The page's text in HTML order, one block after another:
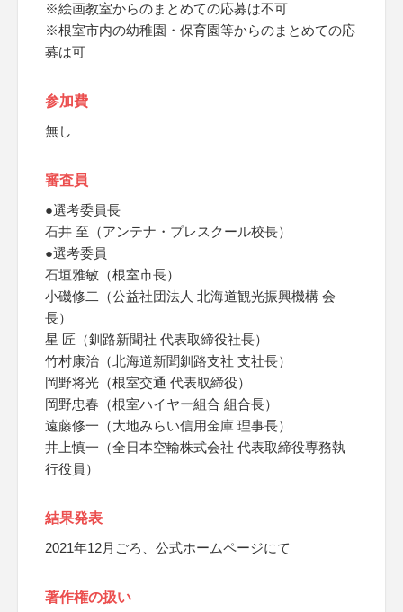
※絵画教室からのまとめての応募は不可
※根室市内の幼稚園・保育園等からのまとめての応
募は可
参加費
無し
審査員
●選考委員長
石井 至（アンテナ・プレスクール校長）
●選考委員
石垣雅敏（根室市長）
小磯修二（公益社団法人 北海道観光振興機構 会
長）
星 匠（釧路新聞社 代表取締役社長）
竹村康治（北海道新聞釧路支社 支社長）
岡野将光（根室交通 代表取締役）
岡野忠春（根室ハイヤー組合 組合長）
遠藤修一（大地みらい信用金庫 理事長）
井上慎一（全日本空輸株式会社 代表取締役専務執
行役員）
結果発表
2021年12月ごろ、公式ホームページにて
著作権の扱い